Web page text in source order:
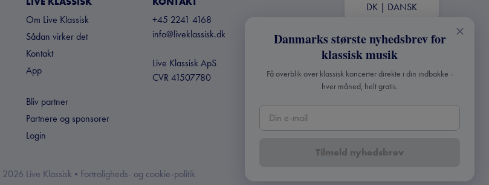
Om Live Klassisk
Sådan virker det
Kontakt
App
Bliv partner
Partnere og sponsorer
Login
+45 2241 4168
info@liveklassisk.dk
Live Klassisk ApS
CVR 41507780
DK | DANSK
2026 Live Klassisk • Fortroligheds- og cookie-politik
Danmarks største nyhedsbrev for
klassisk musik
Få overblik over klassisk koncerter direkte i din indbakke -
hver måned, helt gratis.
Tilmeld nyhedsbrev